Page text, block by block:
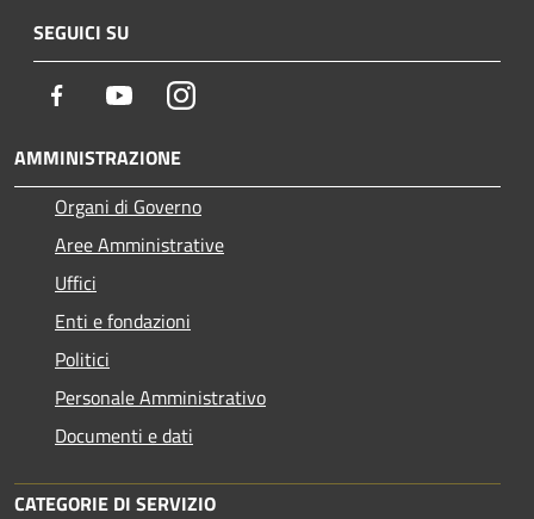
SEGUICI SU
Facebook YoutubeInstagram
AMMINISTRAZIONE
Organi di Governo
Aree Amministrative
Uffici
Enti e fondazioni
Politici
Personale Amministrativo
Documenti e dati
CATEGORIE DI SERVIZIO